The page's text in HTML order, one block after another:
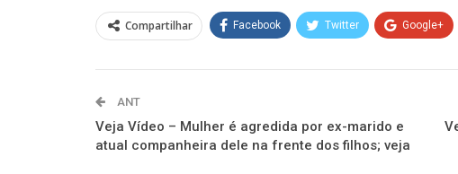
em
nova
janela)
em
nova
janela)
em
nova
janela)
em
nova
janela)
em
nova
janela)
em
nova
janela)
Compartilhar Facebook Twitter Google+
ANT
Veja Vídeo – Mulher é agredida por ex-marido e
atual companheira dele na frente dos filhos; veja